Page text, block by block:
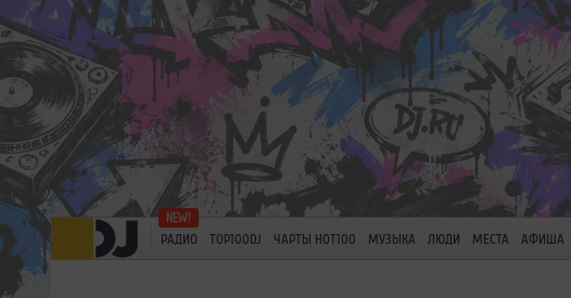
РАДИО TOP100DJ ЧАРТЫ HOT100 МУЗЫКА ЛЮДИ МЕСТА АФИША